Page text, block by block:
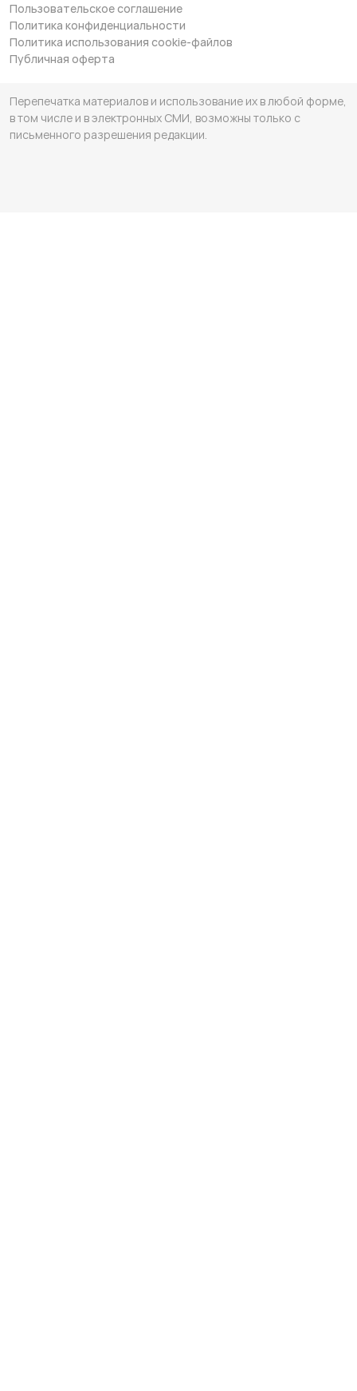
Пользовательское соглашение
Политика конфиденциальности
Политика использования cookie-файлов
Публичная оферта
Перепечатка материалов и использование их в любой форме,
в том числе и в электронных СМИ, возможны только с
письменного разрешения редакции.